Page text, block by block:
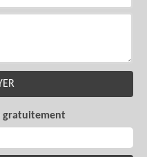
gratuitement